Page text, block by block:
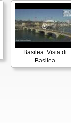
Basilea: Vista di
Basilea